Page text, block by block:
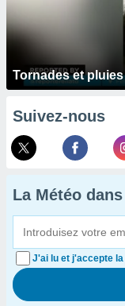
Tornades et
Suivez-nous
La Météo
J'ai lu et j'accepte